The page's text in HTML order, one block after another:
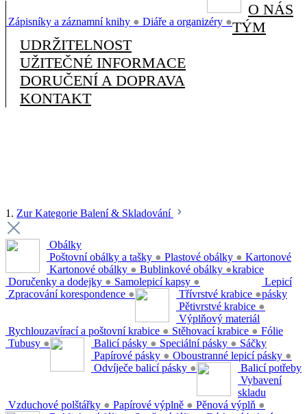
Zápisníky a záznamní knihy ● Diáře a organizéry ●
O NÁS
TÝM
UDRŽITELNOST
UŽITEČNÉ INFORMACE
DORUČENÍ A DOPRAVA
KONTAKT
1. Zur Kategorie Balení & Skladování
Obálky
Poštovní obálky a tašky ● Plastové obálky ●
Kartonové obálky ● Bublinkové obálky ●
Doručenky a dodejky ● Samolepicí kapsy ●
Zpracování korespondence ●
Kartonové
krabice
Třívrstvé krabice ●
Pětivrstvé krabice ●
Rychlouzavírací a poštovní krabice ● Stěhovací krabice ●
Tubusy ●
Lepicí
pásky
Balicí pásky ● Speciální pásky ●
Papírové pásky ● Oboustranné lepicí pásky ●
Odvíječe balicí pásky ●
Výplňový materiál
Vzduchové polštářky ● Papírové výplně ● Pěnová výplň ●
Fólie
Sáčky
Balicí potřeby
Vybavení
skladu